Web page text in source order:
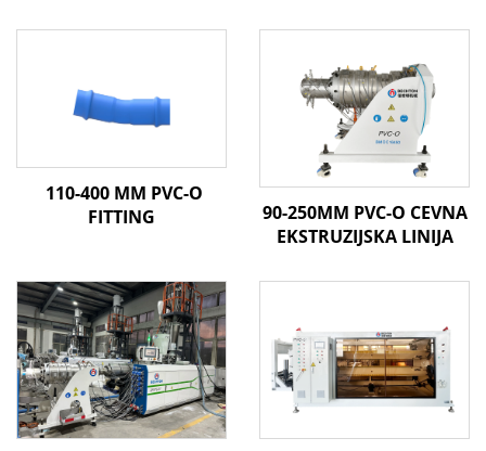
110-400 MM PVC-O
FITTING
90-250MM PVC-O CEVNA
EKSTRUZIJSKA LINIJA